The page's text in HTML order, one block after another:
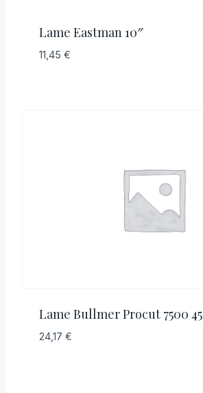
Lame Eastman 10″
11,45 €
Lame Bullmer Procut 7500 45
24,17 €